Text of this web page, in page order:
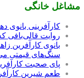
مشاغل خانگی
کارآفرینی بانوی
روایت قالی‌بافی
بانوی کارآفرین
سنگ‌های قیمتی
پای صحبت
طعم شیرین